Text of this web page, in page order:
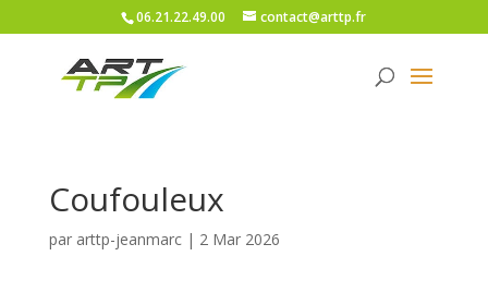
06.21.22.49.00 contact@arttp.fr
Coufouleux
par arttp-jeanmarc| 2 Mar 2026